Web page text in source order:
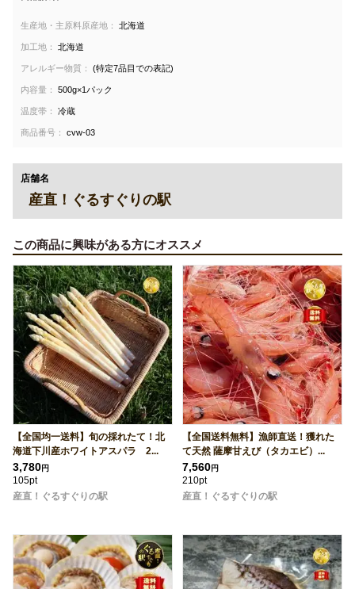
生産地・主原料原産地： 北海道
加工地： 北海道
アレルギー物質： (特定7品目での表記)
内容量： 500g×1パック
温度帯： 冷蔵
商品番号： cvw-03
店舗名
産直！ぐるすぐりの駅
この商品に興味がある方にオススメ
【全国均一送料】旬の採れたて！北
海道下川産ホワイトアスパラ 2...
3,780円
105pt
産直！ぐるすぐりの駅
【全国送料無料】漁師直送！獲れた
て天然 薩摩甘えび（タカエビ）...
7,560円
210pt
産直！ぐるすぐりの駅